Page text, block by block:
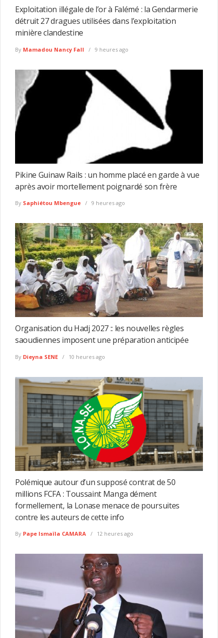
Exploitation illégale de l’or à Falémé : la Gendarmerie
détruit 27 dragues utilisées dans l’exploitation
minière clandestine
By Mamadou Nancy Fall 9 heures ago
Pikine Guinaw Rails : un homme placé en garde à vue
après avoir mortellement poignardé son frère
By Saphiétou Mbengue 9 heures ago
Organisation du Hadj 2027 :: les nouvelles règles
saoudiennes imposent une préparation anticipée
By Dieyna SENE 10 heures ago
Polémique autour d’un supposé contrat de 50
millions FCFA : Toussaint Manga dément
formellement, la Lonase menace de poursuites
contre les auteurs de cette info
By Pape Ismaïla CAMARA 12 heures ago